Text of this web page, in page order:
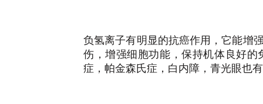
负氢离子有明显的抗癌作用，它能增
伤，增强细胞功能，保持机体良好
症，帕金森氏症，白内障，青光眼也